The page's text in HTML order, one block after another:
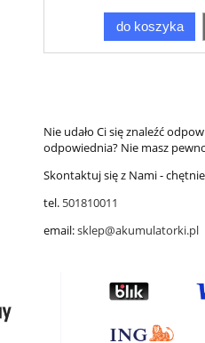
do koszyka
Nie udało Ci się znaleźć
odpowiednia? Nie masz
Skontaktuj się z Nami -
tel. 501810011
email:sklep@akumulatorki.pl